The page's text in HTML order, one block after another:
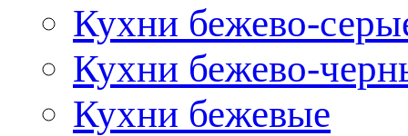
Кухни бежево-
Кухни бежево-
Кухни бежевые